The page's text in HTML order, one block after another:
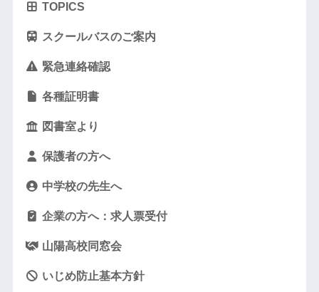
TOPICS
スクールバスのご案内
緊急連絡確認
各種証明書
図書室より
保護者の方へ
中学校の先生へ
企業の方へ：求人票受付
山陽高校同窓会
いじめ防止基本方針